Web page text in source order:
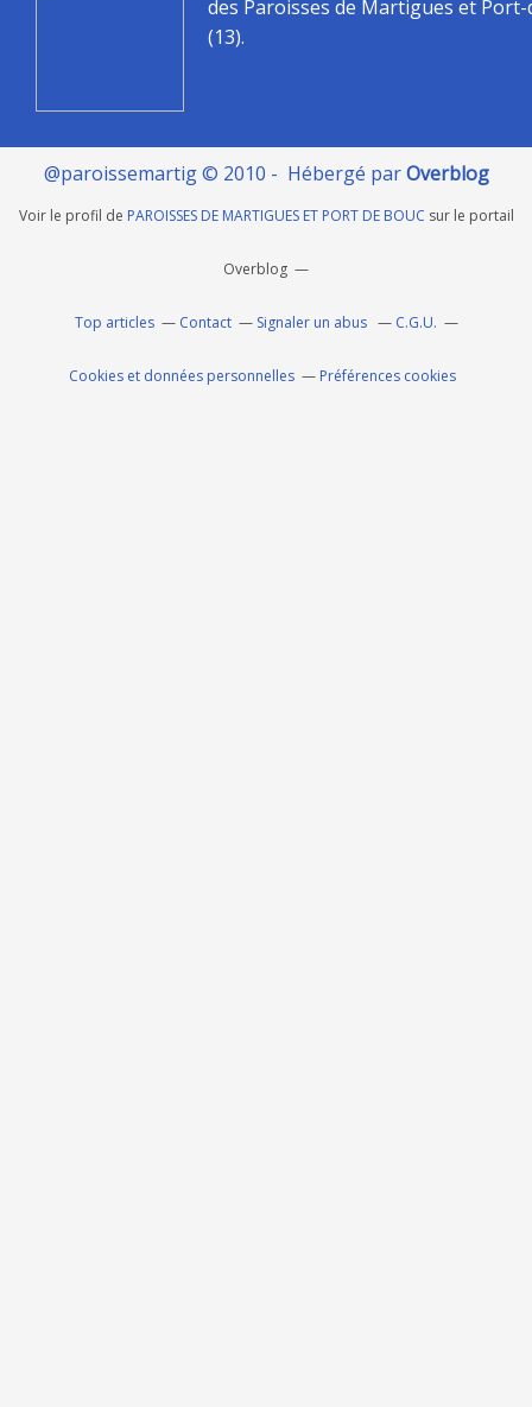
des Paroisses de Martigues et
(13).
@paroissemartig © 2010 - Hébergé parOverblog
Voir le profil de PAROISSES DE MARTIGUES ET PORT DE BOUC sur le portail
Overblog
Top articles Contact Signaler un abus C.G.U.
Cookies et données personnelles Préférences cookies